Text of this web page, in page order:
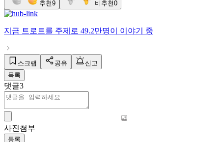
추천9 비추천0
지금 트로트를 주제로 49.2만명이 이야기 중
스크랩 공유
신고
목록
댓글3
사진첨부
등록